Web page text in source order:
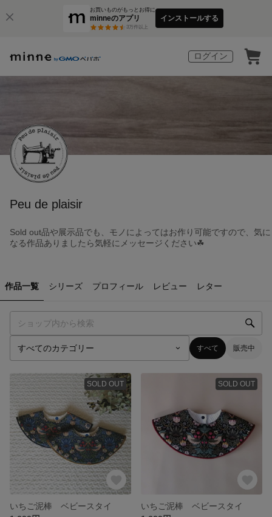
お買いものがもっとお得に
minneのアプリ
3万件以上
インストールする
ログイン
Peu de plaisir
Sold out品や展示品でも、モノによってはお作り可能ですので、気に
なる作品ありましたら気軽にメッセージください☘
作品一覧 シリーズ プロフィール レビュー レター
すべて 販売中
SOLD OUT
いちご泥棒 ベビースタイ
SOLD OUT
いちご泥棒 ベビースタイ